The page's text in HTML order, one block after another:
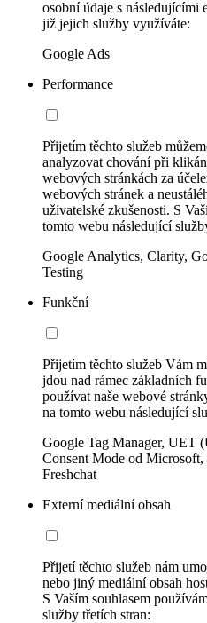
osobní údaje s následujícími
již jejich služby využíváte:
Google Ads
Performance
Přijetím těchto služeb
analyzovat chování při
webových stránkách za
webových stránek a
uživatelské zkušenosti. S
tomto webu následující
Google Analytics, Clarity,
Testing
Funkční
Přijetím těchto služeb Vám
jdou nad rámec základních
používat naše webové
na tomto webu následující
Google Tag Manager, UET
Consent Mode od
Freshchat
Externí mediální obsah
Přijetí těchto služeb nám
nebo jiný mediální obsah
S Vaším souhlasem
služby třetích stran: